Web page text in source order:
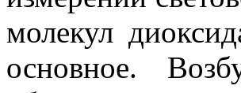
молекул
основное.